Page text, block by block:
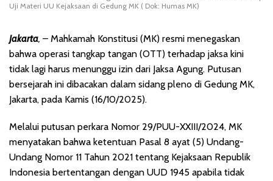
Uji Materi UU Kejaksaan di Gedung MK ( Dok: Humas MK)
Jakarta, – Mahkamah Konstitusi (MK) resmi menegaskan
bahwa operasi tangkap tangan (OTT) terhadap jaksa kini
tidak lagi harus menunggu izin dari Jaksa Agung. Putusan
bersejarah ini dibacakan dalam sidang pleno di Gedung MK,
Jakarta, pada Kamis (16/10/2025).
Melalui putusan perkara Nomor 29/PUU-XXIII/2024, MK
menyatakan bahwa ketentuan Pasal 8 ayat (5) Undang-
Undang Nomor 11 Tahun 2021 tentang Kejaksaan Republik
Indonesia bertentangan dengan UUD 1945 apabila tidak